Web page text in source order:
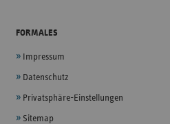
FORMALES
Impressum
Datenschutz
Privatsphäre-Einstellungen
Sitemap